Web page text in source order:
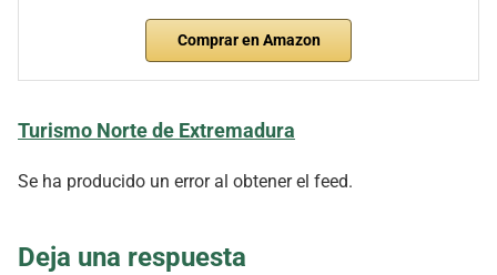
Comprar en Amazon
Turismo Norte de Extremadura
Se ha producido un error al obtener el feed.
Deja una respuesta